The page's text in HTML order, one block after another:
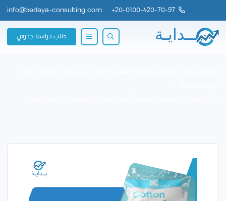
20-0100-420-70-97
+
info@bedaya-consulting.com
طلب دراسة جدوي